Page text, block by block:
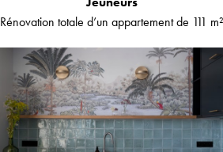
Rénovation totale d’un appartement de 111 m²